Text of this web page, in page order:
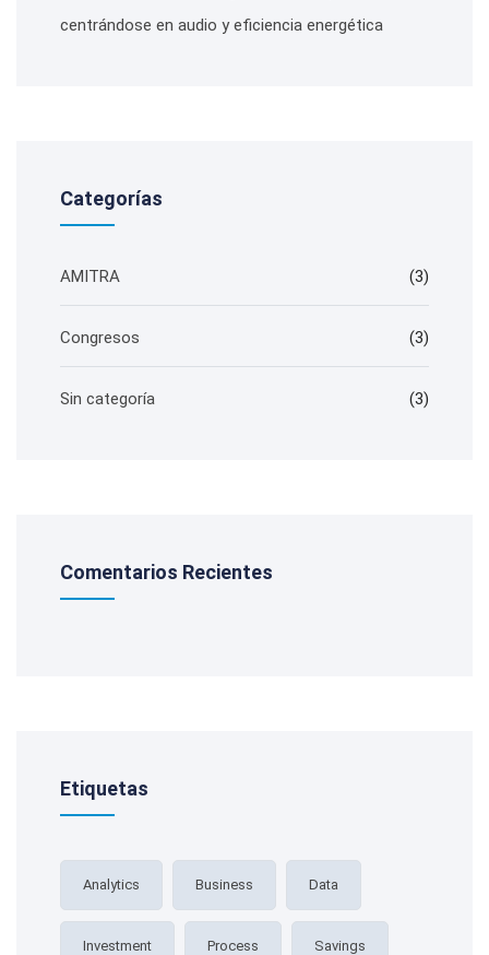
centrándose en audio y eficiencia energética
Categorías
AMITRA (3)
Congresos (3)
Sin categoría (3)
Comentarios Recientes
Etiquetas
Analytics Business Data
Investment Process Savings